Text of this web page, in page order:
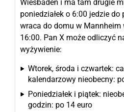
Wiesbaden i ma tam drugie
poniedziałek o 6:00 jedzie do
wraca do domu w Mannheim
16:00. Pan X może odliczyć
wyżywienie:
Wtorek, środa i czwartek:
kalendarzowy nieobecny:
Poniedziałek i piątek:
godzin: po 14 euro